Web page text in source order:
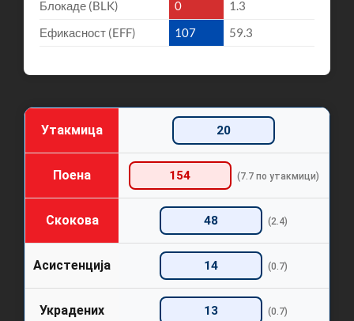
Блокаде (BLK)
0
1.3
Ефикасност (EFF)
107 59.3
Утакмица 20
Поена 154 (7.7 по утакмици)
Скокова 48 (2.4)
Асистенција 14 (0.7)
Украдених 13 (0.7)